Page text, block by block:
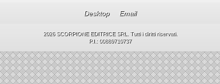
Desktop Email
2026 SCORPIONE EDITRICE SRL. Tutti i diritti riservati.
P.I.: 00889710737